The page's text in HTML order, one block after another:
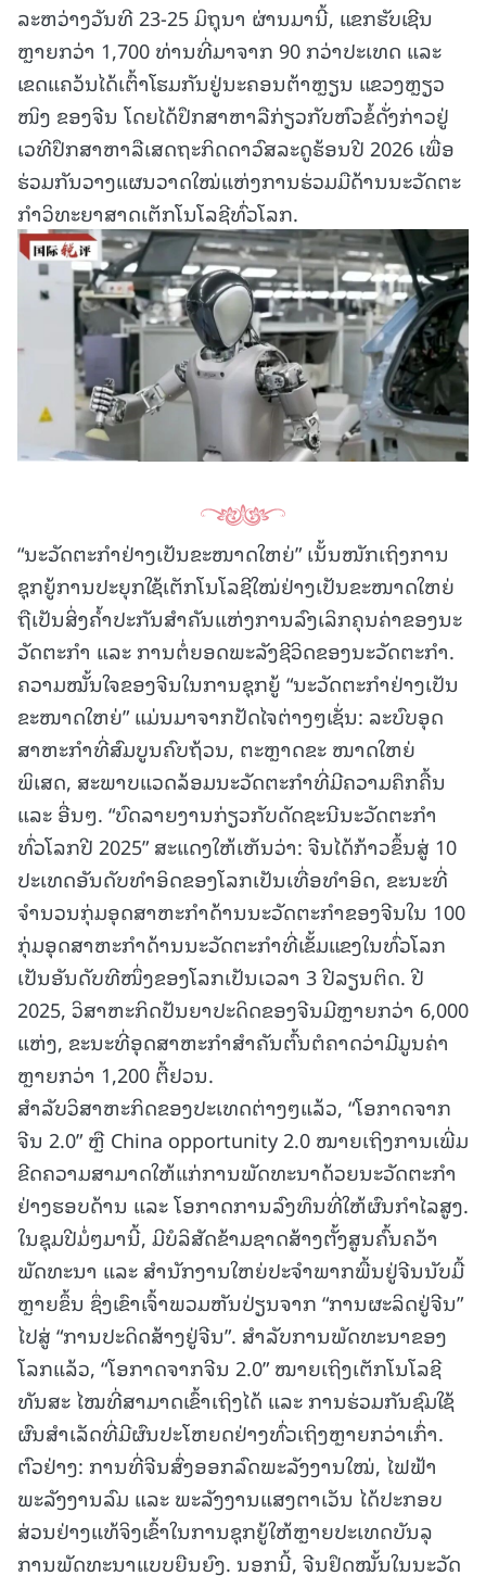
ລະຫວ່າງວັນທີ 23-25 ມິຖຸນາ ຜ່ານມານີ້, ແຂກຮັບເຊີນ
ຫຼາຍກວ່າ 1,700 ທ່ານທີ່ມາຈາກ 90 ກວ່າປະເທດ ແລະ
ເຂດແຄວ້ນໄດ້ເຕົ້າໂຮມກັນຢູ່ນະຄອນຕ້າຫຼຽນ ແຂວງຫຼຽວ
ໜິງ ຂອງຈີນ ໂດຍໄດ້ປຶກສາຫາລືກ່ຽວກັບຫົວຂໍ້ດັ່ງກ່າວຢູ່
ເວທີປຶກສາຫາລືເສດຖະກິດດາວົສລະດູຮ້ອນປີ 2026 ເພື່ອ
ຮ່ວມກັນວາງແຜນວາດໃໝ່ແຫ່ງການຮ່ວມມືດ້ານນະວັດຕະ
ກໍາວິທະຍາສາດເຕັກໂນໂລຊີທົ່ວໂລກ.
“ນະວັດຕະກໍາຢ່າງເປັນຂະໜາດໃຫຍ່” ເນັ້ນໜັກເຖິງການ
ຊຸກຍູ້ການປະຍຸກໃຊ້ເຕັກໂນໂລຊີໃໝ່ຢ່າງເປັນຂະໜາດໃຫຍ່
ຖືເປັນສິ່ງຄໍ້າປະກັນສໍາຄັນແຫ່ງການລົງເລິກຄຸນຄ່າຂອງນະ
ວັດຕະກໍາ ແລະ ການຕໍ່ຍອດພະລັງຊີວິດຂອງນະວັດຕະກໍາ.
ຄວາມໝັ້ນໃຈຂອງຈີນໃນການຊຸກຍູ້ “ນະວັດຕະກໍາຢ່າງເປັນ
ຂະໜາດໃຫຍ່” ແມ່ນມາຈາກປັດໄຈຕ່າງໆເຊັ່ນ: ລະບົບອຸດ
ສາຫະກໍາທີ່ສົມບູນຄົບຖ້ວນ, ຕະຫຼາດຂະ ໜາດໃຫຍ່
ພິເສດ, ສະພາບແວດລ້ອມນະວັດຕະກໍາທີ່ມີຄວາມຄຶກຄື້ນ
ແລະ ອື່ນໆ. “ບົດລາຍງານກ່ຽວກັບດັດຊະນີນະວັດຕະກໍາ
ທົ່ວໂລກປີ 2025” ສະແດງໃຫ້ເຫັນວ່າ: ຈີນໄດ້ກ້າວຂຶ້ນສູ່ 10
ປະເທດອັນດັບທໍາອິດຂອງໂລກເປັນເທື່ອທໍາອິດ, ຂະນະທີ່
ຈໍານວນກຸ່ມອຸດສາຫະກໍາດ້ານນະວັດຕະກໍາຂອງຈີນໃນ 100
ກຸ່ມອຸດສາຫະກໍາດ້ານນະວັດຕະກໍາທີ່ເຂັ້ມແຂງໃນທົ່ວໂລກ
ເປັນອັນດັບທີໜຶ່ງຂອງໂລກເປັນເວລາ 3 ປີລຽນຕິດ. ປີ
2025, ວິສາຫະກິດປັນຍາປະດິດຂອງຈີນມີຫຼາຍກວ່າ 6,000
ແຫ່ງ, ຂະນະທີ່ອຸດສາຫະກໍາສໍາຄັນຕົ້ນຕໍຄາດວ່າມີມູນຄ່າ
ຫຼາຍກວ່າ 1,200 ຕື້ຢວນ.
ສໍາລັບວິສາຫະກິດຂອງປະເທດຕ່າງໆແລ້ວ, “ໂອກາດຈາກ
ຈີນ 2.0” ຫຼື China opportunity 2.0 ໝາຍເຖິງການເພີ່ມ
ຂີດຄວາມສາມາດໃຫ້ແກ່ການພັດທະນາດ້ວຍນະວັດຕະກໍາ
ຢ່າງຮອບດ້ານ ແລະ ໂອກາດການລົງທຶນທີ່ໃຫ້ຜົນກໍາໄລສູງ.
ໃນຊຸມປີມໍ່ໆມານີ້, ມີບໍລິສັດຂ້າມຊາດສ້າງຕັ້ງສູນຄົ້ນຄວ້າ
ພັດທະນາ ແລະ ສໍານັກງານໃຫຍ່ປະຈໍາພາກພື້ນຢູ່ຈີນນັບມື້
ຫຼາຍຂຶ້ນ ຊຶ່ງເຂົາເຈົ້າພວມຫັນປ່ຽນຈາກ “ການຜະລິດຢູ່ຈີນ”
ໄປສູ່ “ການປະດິດສ້າງຢູ່ຈີນ”. ສໍາລັບການພັດທະນາຂອງ
ໂລກແລ້ວ, “ໂອກາດຈາກຈີນ 2.0” ໝາຍເຖິງເຕັກໂນໂລຊີ
ທັນສະ ໄໝທີ່ສາມາດເຂົ້າເຖິງໄດ້ ແລະ ການຮ່ວມກັນຊົມໃຊ້
ຜົນສໍາເລັດທີ່ມີຜົນປະໂຫຍດຢ່າງທົ່ວເຖິງຫຼາຍກວ່າເກົ່າ.
ຕົວຢ່າງ: ການທີ່ຈີນສົ່ງອອກລົດພະລັງງານໃໝ່, ໄຟຟ້າ
ພະລັງງານລົມ ແລະ ພະລັງງານແສງຕາເວັນ ໄດ້ປະກອບ
ສ່ວນຢ່າງແທ້ຈິງເຂົ້າໃນການຊຸກຍູ້ໃຫ້ຫຼາຍປະເທດບັນລຸ
ການພັດທະນາແບບຍືນຍົງ. ນອກນີ້, ຈີນຢຶດໝັ້ນໃນນະວັດ